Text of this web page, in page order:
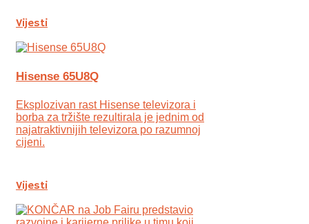
Vijesti
Hisense 65U8Q
Eksplozivan rast Hisense televizora i
borba za tržište rezultirala je jednim od
najatraktivnijih televizora po razumnoj
cijeni.
Vijesti